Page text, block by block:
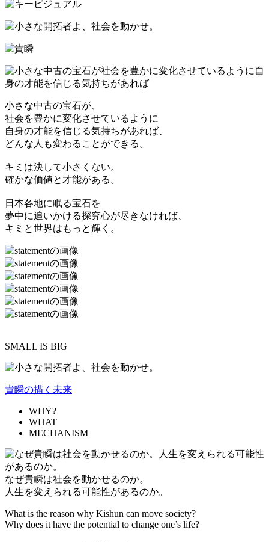
小さな中古の宝石が、
社会を豊かに変化させているように
自身の才能を信じる気持ちがあれば、
どんな人も変わることができる。
キミは決して小さくない。
確かな価値と才能がある。
日本各地に眠る宝石を
夢中に追いかける探究心が尽きなければ、
キミと世界はもっと輝く。
SMALL IS BIG
貴瞬の描く未来
WHY?
WHAT
MECHANISM
なぜ貴瞬は社会を動かせるのか。
人生を変えられる可能性があるのか。
What is the reason why Kishun can move society?
Why does it have the potential to change one’s life?